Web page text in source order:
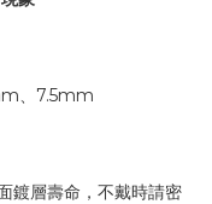
、7.5mm
鍍層壽命，不戴時請密